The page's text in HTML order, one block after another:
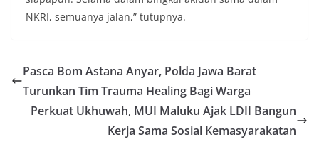
NKRI, semuanya jalan,” tutupnya.
Pasca Bom Astana Anyar, Polda Jawa Barat
Turunkan Tim Trauma Healing Bagi Warga
Perkuat Ukhuwah, MUI Maluku Ajak LDII Bangun
Kerja Sama Sosial Kemasyarakatan